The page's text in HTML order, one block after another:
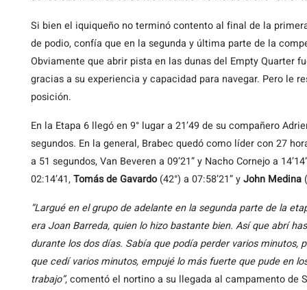
Si bien el iquiqueño no terminó contento al final de la
de podio, confía que en la segunda y última parte de la
Obviamente que abrir pista en las dunas del Empty Quarter
gracias a su experiencia y capacidad para navegar. Pero le
posición.
En la Etapa 6 llegó en 9° lugar a 21’49 de su compañero
segundos. En la general, Brabec quedó como líder con 27
a 51 segundos, Van Beveren a 09’21” y Nacho Cornejo a
02:14’41,Tomás de Gavardo(42°) a 07:58’21” yJohn Medina
“Largué en el grupo de adelante en la segunda parte de la
era Joan Barreda, quien lo hizo bastante bien. Así que abrí
durante los dos días. Sabía que podía perder varios minutos,
que cedí varios minutos, empujé lo más fuerte que pude en
trabajo”, comentó el nortino a su llegada al campamento de